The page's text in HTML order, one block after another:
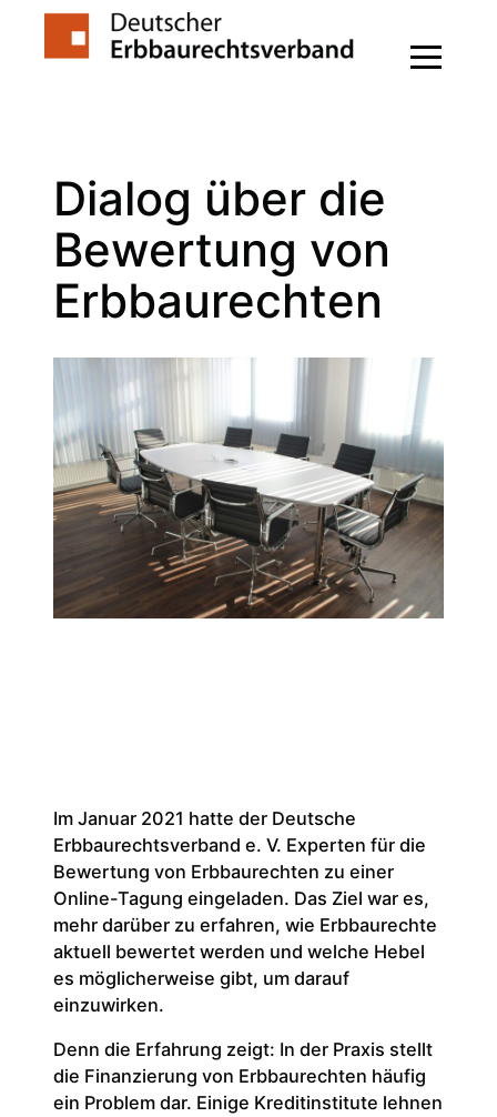
Zum
Dialog über die
Bewertung von
Erbbaurechten
Im Januar 2021 hatte der Deutsche
Erbbaurechtsverband e. V. Experten für die
Bewertung von Erbbaurechten zu einer
Online-Tagung eingeladen. Das Ziel war es,
mehr darüber zu erfahren, wie Erbbaurechte
aktuell bewertet werden und welche Hebel
es möglicherweise gibt, um darauf
einzuwirken.
Denn die Erfahrung zeigt: In der Praxis stellt
die Finanzierung von Erbbaurechten häufig
ein Problem dar. Einige Kreditinstitute lehnen